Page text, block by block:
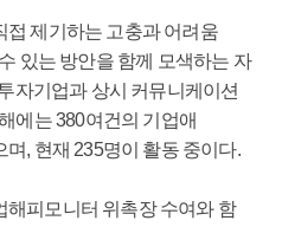
접 제기하는 고충과 어려움
있는 방안을 함께 모색하는 자
자기업과 상시 커뮤니케이션
에는 380여건의 기업애
, 현재 235명이 활동 중이다.
해피모니터 위촉장 수여와 함